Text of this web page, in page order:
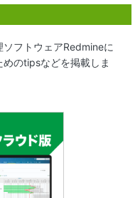
フトウェアRedmineに
のtipsなどを掲載しま